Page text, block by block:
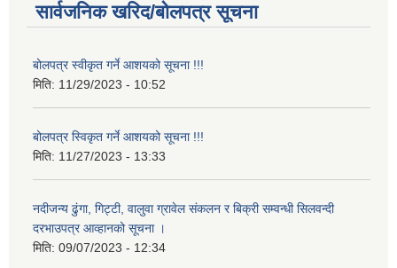
सार्वजनिक खरिद/बोलपत्र सूचना
बोलपत्र स्वीकृत गर्ने आशयको सूचना !!!
मिति: 11/29/2023 - 10:52
बोलपत्र स्विकृत गर्ने आशयको सूचना !!!
मिति: 11/27/2023 - 13:33
नदीजन्य ढुंगा, गिट्टी, वालुवा ग्रावेल संकलन र बिक्री सम्वन्धी सिलवन्दी
दरभाउपत्र आव्हानको सूचना ।
मिति: 09/07/2023 - 12:34